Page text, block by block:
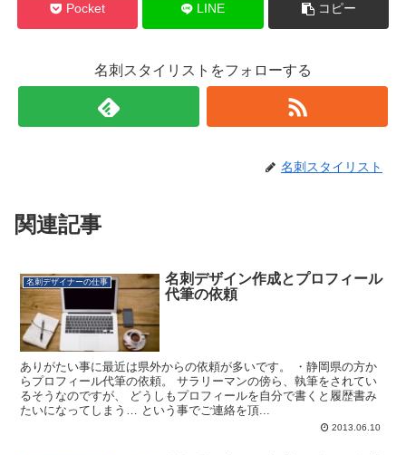
Pocket LINE コピー
名刺スタイリストをフォローする
名刺スタイリスト
関連記事
名刺デザイナーの仕事
名刺デザイン作成とプロフィール
代筆の依頼
ありがたい事に最近は県外からの依頼が多いです。 ・静岡県の方か
らプロフィール代筆の依頼。 サラリーマンの傍ら、執筆をされてい
るそうなのですが、 どうしもプロフィールを自分で書くと履歴書み
たいになってしまう… という事でご連絡を頂...
2013.06.10